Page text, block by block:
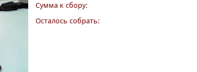
Сумма к сбору:
Осталось собрать: